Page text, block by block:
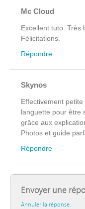
Mc Cloud
Excellent tuto. Très
Félicitations.
Répondre
Skynos
Effectivement
languette pour être
grâce aux
Photos et guide
Répondre
Envoyer une
Annuler la réponse.